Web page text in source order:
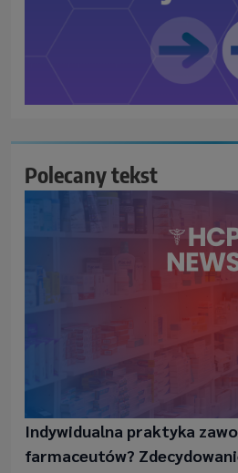
Polecany tekst
Indywidualna praktyka
farmaceutów?